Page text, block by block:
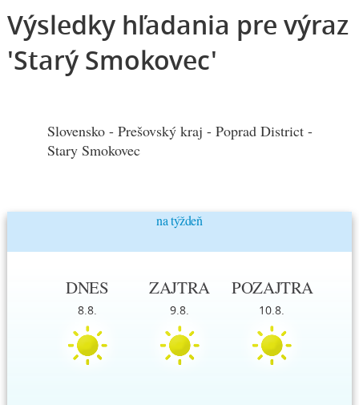
2.6 m/s
0 mm
2.6 m/s
Výsledky hľadania pre výraz
'Starý Smokovec'
Slovensko - Prešovský kraj - Poprad District -
Stary Smokovec
na týždeň
DNES
8.8.
ZAJTRA
9.8.
POZAJTRA
10.8.